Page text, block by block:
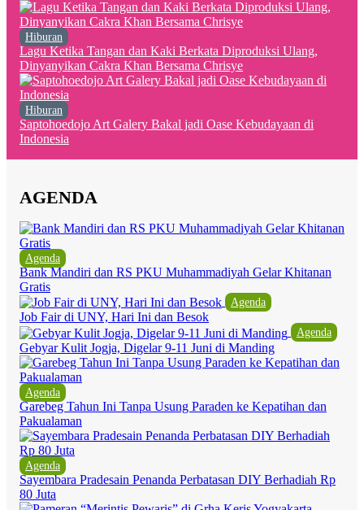
Hiburan
Lagu Ketika Tangan dan Kaki Berkata Diproduksi Ulang,
Dinyanyikan Cakra Khan Bersama Chrisye
Hiburan
Saptohoedojo Art Galery Bakal jadi Oase Kebudayaan di
Indonesia
AGENDA
Agenda
Bank Mandiri dan RS PKU Muhammadiyah Gelar Khitanan
Gratis
Agenda
Job Fair di UNY, Hari Ini dan Besok
Agenda
Gebyar Kulit Jogja, Digelar 9-11 Juni di Manding
Agenda
Garebeg Tahun Ini Tanpa Usung Paraden ke Kepatihan dan
Pakualaman
Agenda
Sayembara Pradesain Penanda Perbatasan DIY Berhadiah Rp
80 Juta